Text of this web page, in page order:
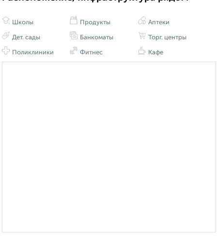
Школы
Дет. сады
Поликлиники
Продукты
Банкоматы
Фитнес
Аптеки
Торг. центры
Кафе